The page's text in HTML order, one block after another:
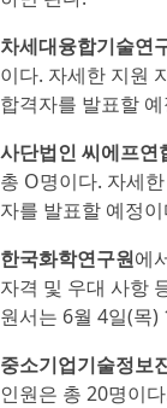
차세대융합기술연
이다. 자세한 지원
합격자를 발표할
사단법인 씨에프연
총 O명이다. 자세
자를 발표할 예정
한국화학연구원에
자격 및 우대 사항
원서는 6월 4일(목
중소기업기술정보
인원은 총 20명이